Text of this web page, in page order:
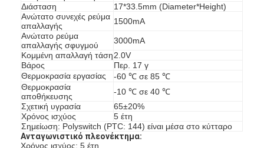
Σπίτι
Διάσταση
17*33.5mm (Diameter*Height)
Ανώτατο συνεχές ρεύμα
απαλλαγής
1500mA
Ανώτατο ρεύμα
απαλλαγής σφυγμού
3000mA
Κομμένη απαλλαγή τάση2.0V
Βάρος
Περ. 17 γ
Θερμοκρασία εργασίας
-60 ℃ σε 85 ℃
Θερμοκρασία
αποθήκευσης
-10 ℃ σε 40 ℃
Σχετική υγρασία
65±20%
Χρόνος ισχύος
5 έτη
Σημείωση: Polyswitch (PTC: 144) είναι μέσα στο κύτταρο
Ανταγωνιστικό πλεονέκτημα:
Χρόνος ισχύος: 5 έτη